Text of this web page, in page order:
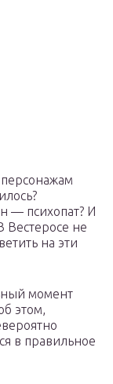
— психопат? И
Вестеросе не
на эти
момент
этом,
в правильное